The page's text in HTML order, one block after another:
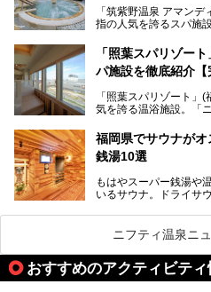
いスーパー銭湯を一挙
「筑紫野温泉 アマン
指の人気を誇るスパ施
入浴客で賑わっていま
そこで今回は、ニフテ
ーム・併設するレスト
介します！
「照葉スパリゾー
パ施設を徹底紹介【
「照葉スパリゾート」
気を誇る温浴施設。「
常連客で賑わっていま
そこで今回は、ニフテ
ューズメント・宿泊施
る全貌と魅力を徹底紹
福岡県でサウナが
銭湯10選
もはやスーパー銭湯や
いるサウナ。ドライサ
ペース、ロウリュウな
が充実した施設も多く
今回はそんなサウナに
泉・銭湯・スパを10件
ニフティ温泉ニ
おすすめのアクティビティ